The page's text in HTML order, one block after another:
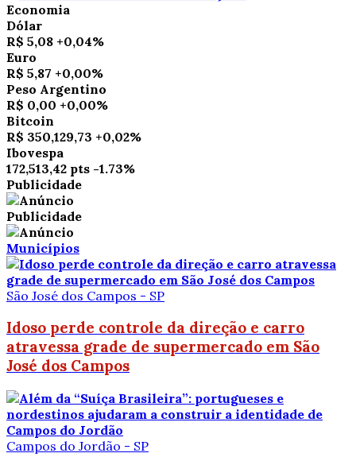
Economia
Dólar
R$ 5,08 +0,04%
Euro
R$ 5,87 +0,00%
Peso Argentino
R$ 0,00 +0,00%
Bitcoin
R$ 350,129,73 +0,02%
Ibovespa
172,513,42 pts -1.73%
Publicidade
Publicidade
Municípios
São José dos Campos - SP
Idoso perde controle da direção e carro
atravessa grade de supermercado em São
José dos Campos
Campos do Jordão - SP